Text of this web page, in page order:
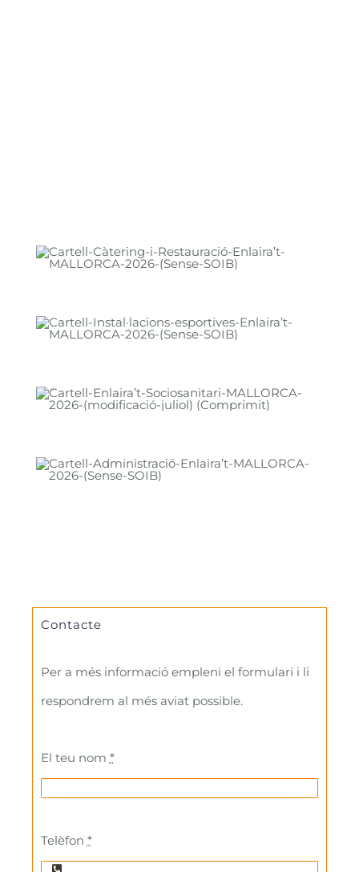
Contacte
Per a més informació empleni el formulari i li
respondrem al més aviat possible.
El teu nom *
Telèfon *